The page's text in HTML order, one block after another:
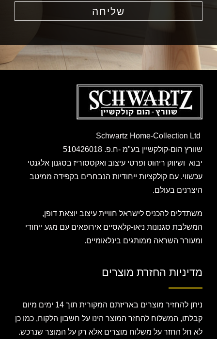
שליחה
שוורץ הום-קולקשיין בע"מ -ח.פ. 510426018
יבוא ושיווק ריהוט ופרטי עיצוב ואקססוריז בסגנון אלגנטי
עכשווי. עם קולקציות ייחודיות הנבחרים בקפידה ממיטב
היצרנים בעולם.
משתדלים להכניס לישראל חוויית עיצוב יוצאת דופן,
המשלבת סגנונות ניאו-קלאסיים אירופאים עם מגע ייחודי
ומעורר השראה ממותגים בינלאומיים.
מדיניות החזרת מוצרים
ניתן להחזיר מוצרים באריזתם המקורית תוך 14 ימים מיום
קבלתו, המשלוח להחזר המוצר הינו על חשבון הלקוח, כמו כן
לא חל החזר על משלוח מוצרים אלא רק על המוצר שנרכש.